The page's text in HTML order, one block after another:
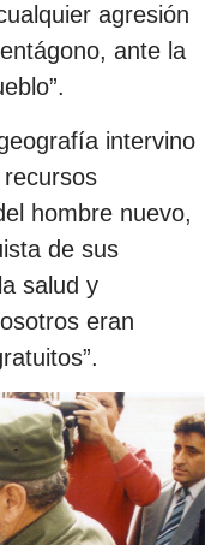
agresión
ante la
intervino
hombre nuevo,
de sus
salud y
eran